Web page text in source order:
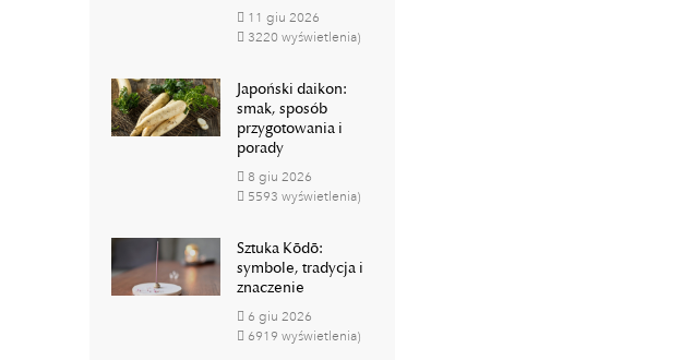
11 giu 2026
3220 wyświetlenia)
Japoński daikon:
smak, sposób
przygotowania i
porady
8 giu 2026
5593 wyświetlenia)
Sztuka Kōdō:
symbole, tradycja i
znaczenie
6 giu 2026
6919 wyświetlenia)